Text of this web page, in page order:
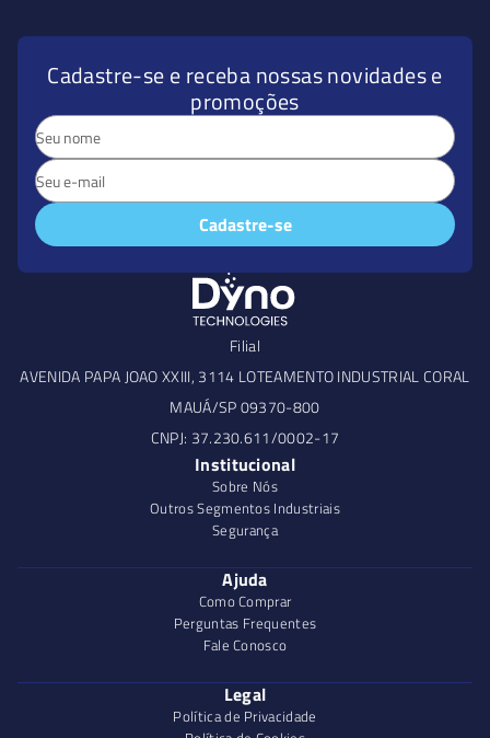
Cadastre-se e receba nossas novidades e
promoções
Cadastre-se
Filial
AVENIDA PAPA JOAO XXIII, 3114 LOTEAMENTO INDUSTRIAL CORAL
MAUÁ/SP 09370-800
CNPJ: 37.230.611/0002-17
Institucional
Sobre Nós
Outros Segmentos Industriais
Segurança
Ajuda
Como Comprar
Perguntas Frequentes
Fale Conosco
Legal
Política de Privacidade